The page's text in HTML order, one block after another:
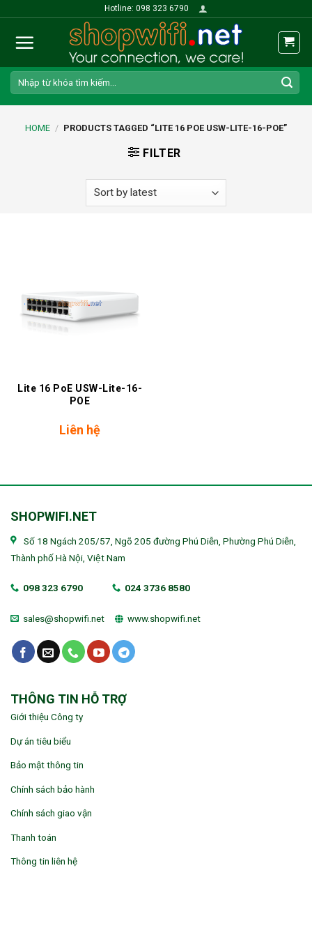
content
Hotline: 098 323 6790
Search
for:
HOME / PRODUCTS TAGGED “LITE 16 POE USW-LITE-16-POE”
FILTER
Lite 16 PoE USW-Lite-16-
POE
Liên hệ
SHOPWIFI.NET
Số 18 Ngách 205/57, Ngõ 205 đường Phú Diễn, Phường Phú Diễn,
Thành phố Hà Nội, Việt Nam
098 323 6790 024 3736 8580
sales@shopwifi.net www.shopwifi.net
THÔNG TIN HỖ TRỢ
Giới thiệu Công ty
Dự án tiêu biểu
Bảo mật thông tin
Chính sách bảo hành
Chính sách giao vận
Thanh toán
Thông tin liên hệ